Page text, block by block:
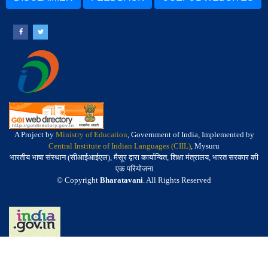
A Project by Ministry of Education, Government of India, Implemented by
Central Institute of Indian Languages (CIIL), Mysuru
भारतीय भाषा संस्थान (सीआईआईएल), मैसूर द्वारा कार्यान्वित, शिक्षा मंत्रालय, भारत सरकार की
एक परियोजना
© Copyright Bharatavani. All Rights Reserved